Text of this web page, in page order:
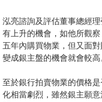
揭
地
產
客
泓亮諮詢及評估董事總經
有上升的機會，如他所觀
五年內購買物業，但又面
變成銀主盤的機會就會較
至於銀行拍賣物業的價格
化相當劇烈，雖然銀主願